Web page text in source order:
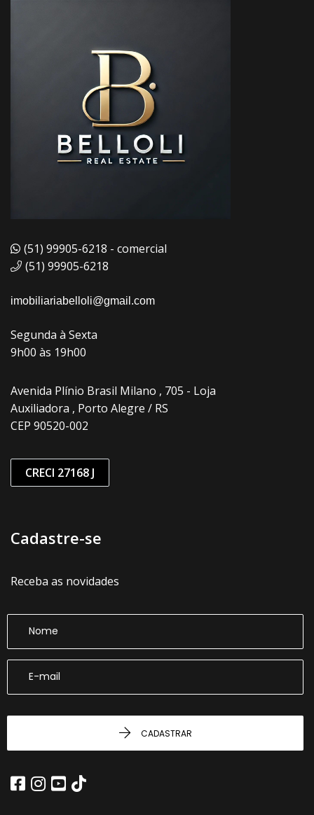
(51) 99905-6218 - comercial
(51) 99905-6218
imobiliariabelloli@gmail.com
Segunda à Sexta
9h00 às 19h00
Avenida Plínio Brasil Milano , 705 - Loja
Auxiliadora , Porto Alegre / RS
CEP 90520-002
CRECI 27168 J
Cadastre-se
Receba as novidades
CADASTRAR